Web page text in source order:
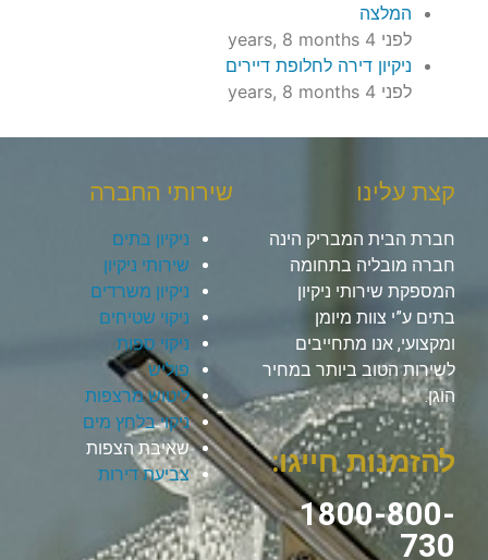
המלצה
לפני 4 years, 8 months
ניקיון דירה לחלופת דיירים
לפני 4 years, 8 months
קצת עלינו
חברת הבית המבריק הינה
חברה מובליה בתחומה
המספקת שירותי ניקיון
בתים ע”י צוות מיומן
ומקצועי, אנו מתחייבים
לשירות הטוב ביותר במחיר
הוגן.
להזמנות חייגו:
1800-800-
730
שירותי החברה
ניקיון בתים
שירותי ניקיון
ניקיון משרדים
ניקוי שטיחים
ניקוי ספות
פוליש
ליטוש מרצפות
ניקוי בלחץ מים
שאיבת הצפות
צביעת דירות